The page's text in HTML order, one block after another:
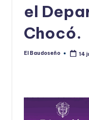
el
Chocó.
Publicado
El Baudoseño 14